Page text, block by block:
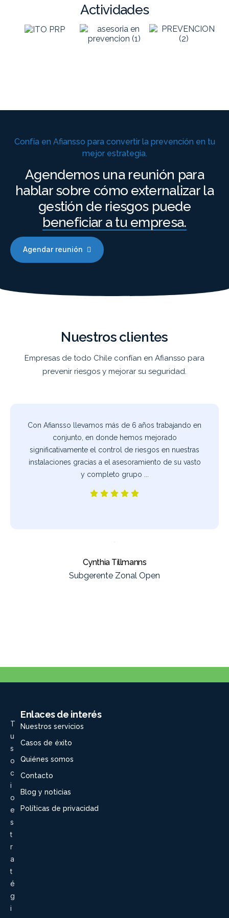
Actividades
Confía en Afiansso para convertir la prevención en tu
mejor estrategia.
Agendemos una reunión para
hablar sobre cómo externalizar la
gestión de riesgos puede
beneficiar a tu empresa.
Agendar reunión
Nuestros clientes
Empresas de todo Chile confían en Afiansso para
prevenir riesgos y mejorar su seguridad.
Cynthia Tillmanns
Subgerente Zonal Open
Con Afiansso llevamos más de 6 años trabajando en
conjunto, en donde hemos mejorado
significativamente el control de riesgos en nuestras
instalaciones gracias a el asesoramiento de su vasto
y completo grupo ...
T
u
s
o
c
i
o
e
s
t
r
a
t
é
g
i
Enlaces de interés
Nuestros servicios
Casos de éxito
Quiénes somos
Contacto
Blog y noticias
Políticas de privacidad